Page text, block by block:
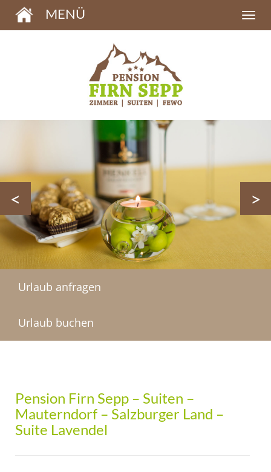
MENÜ
< >
Urlaub anfragen
Urlaub buchen
Pension Firn Sepp – Suiten –
Mauterndorf – Salzburger Land –
Suite Lavendel